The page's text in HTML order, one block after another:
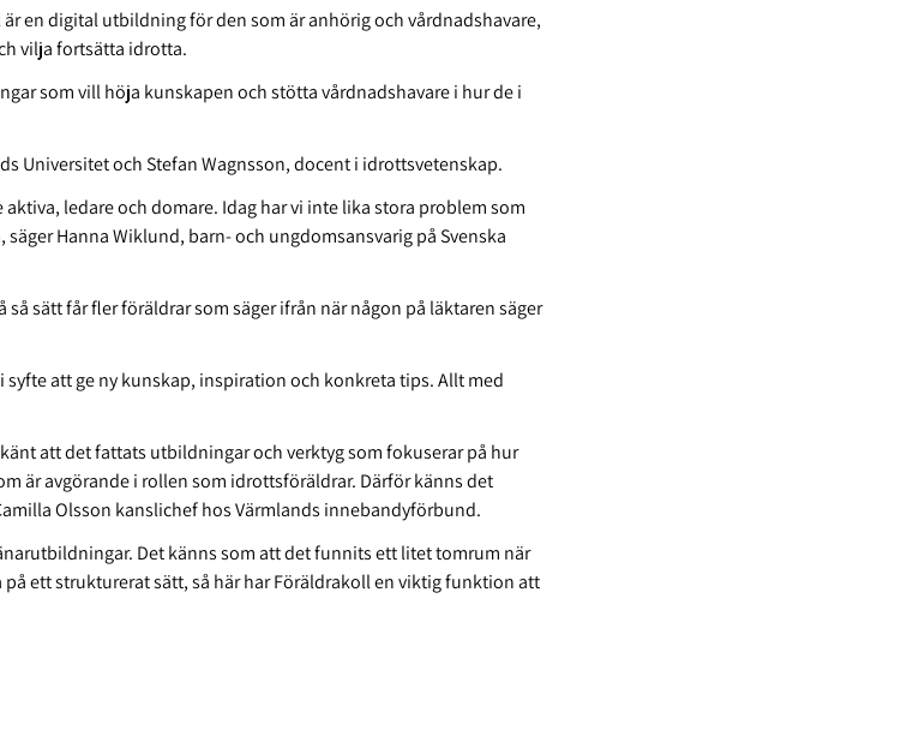
en digital utbildning för den som är anhörig och vårdnadshavare,
vilja fortsätta idrotta.
som vill höja kunskapen och stötta vårdnadshavare i hur de i
Universitet och Stefan Wagnsson, docent i idrottsvetenskap.
ledare och domare. Idag har vi inte lika stora problem som
Hanna Wiklund, barn- och ungdomsansvarig på Svenska
sätt får fler föräldrar som säger ifrån när någon på läktaren säger
att ge ny kunskap, inspiration och konkreta tips. Allt med
att det fattats utbildningar och verktyg som fokuserar på hur
är avgörande i rollen som idrottsföräldrar. Därför känns det
Olsson kanslichef hos Värmlands innebandyförbund.
Det känns som att det funnits ett litet tomrum när
ett strukturerat sätt, så här har Föräldrakoll en viktig funktion att